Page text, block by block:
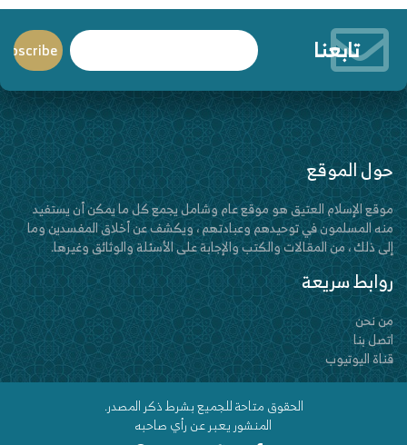
تابعنا
حول الموقع
موقع الإسلام العتيق هو موقع عام وشامل يجمع كل ما يمكن أن يستفيد
منه المسلمون في توحيدهم وعبادتهم ، ويكشف عن أخلاق المفسدين وما
إلى ذلك ، من المقالات والكتب والإجابة على الأسئلة والوثائق وغيرها.
روابط سريعة
من نحن
اتصل بنا
قناة اليوتيوب
الحقوق متاحة للجميع بشرط ذكر المصدر.
المنشور يعبر عن رأي صاحبه